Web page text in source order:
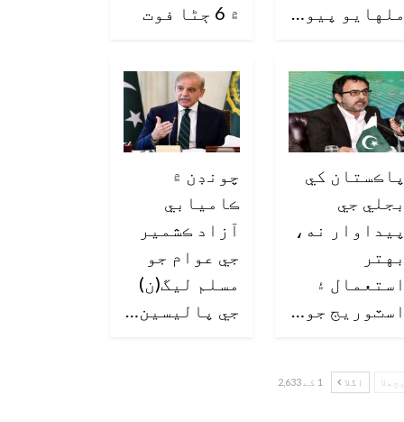
ملهايو پيو…
۾ 6 ڄڻا فوت
پاڪستان کي
بجلي جي
پيداوار نه،
بهتر
استعمال ۽
اسٽوريج جو…
چونڊن ۾
ڪاميابي
آزاد ڪشمير
جي عوام جو
مسلم ليگ(ن)
جي پاليسين…
پچھلا اگلا 1 کے 2,633